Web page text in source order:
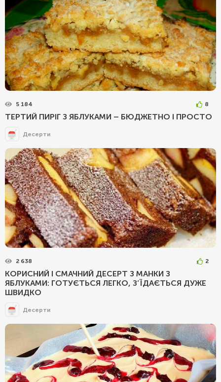
5 184 8
ТЕРТИЙ ПИРІГ З ЯБЛУКАМИ – БЮДЖЕТНО І ПРОСТО
Десерти
2 638 2
КОРИСНИЙ І СМАЧНИЙ ДЕСЕРТ З МАНКИ З
ЯБЛУКАМИ: ГОТУЄТЬСЯ ЛЕГКО, З’ЇДАЄТЬСЯ ДУЖЕ
ШВИДКО
Десерти